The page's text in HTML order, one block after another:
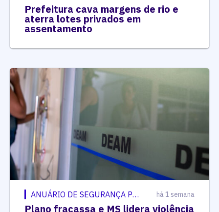
Prefeitura cava margens de rio e
aterra lotes privados em
assentamento
ANUÁRIO DE SEGURANÇA PÚBLICA há 1 semana
Plano fracassa e MS lidera violência